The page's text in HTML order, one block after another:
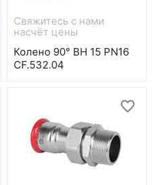
Свяжитесь с нами
насчёт цены
Колено 90° ВН 15 PN16
CF.532.04